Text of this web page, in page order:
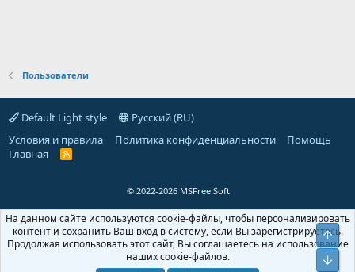
Пользователи
Default Light style
Русский (RU)
Условия и правила
Политика конфиденциальности
Помощь
Главная
R
© 2022-2026 MSFree Soft
На данном сайте используются cookie-файлы, чтобы персонализировать
контент и сохранить Ваш вход в систему, если Вы зарегистрируетесь.
Продолжая использовать этот сайт, Вы соглашаетесь на использование
наших cookie-файлов.
Верх
Низ